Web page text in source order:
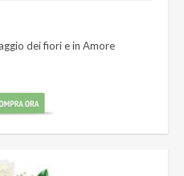
dei fiori e in Amore